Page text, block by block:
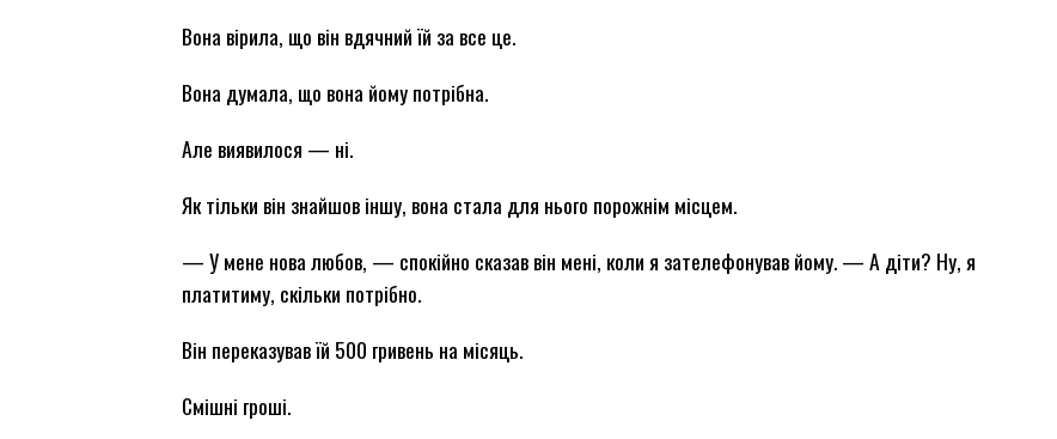
Вона вірила, що він вдячний їй за все це.
Вона думала, що вона йому потрібна.
Але виявилося — ні.
Як тільки він знайшов іншу, вона стала для нього порожнім місцем.
— У мене нова любов, — спокійно сказав він мені, коли я зателефонував йому. — А діти? Ну, я
платитиму, скільки потрібно.
Він переказував їй 500 гривень на місяць.
Смішні гроші.